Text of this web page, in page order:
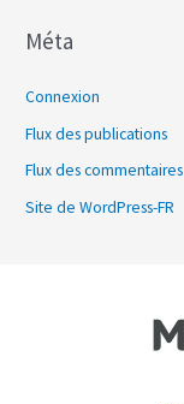
Méta
Connexion
Flux des publications
Flux des commentaires
Site de WordPress-FR